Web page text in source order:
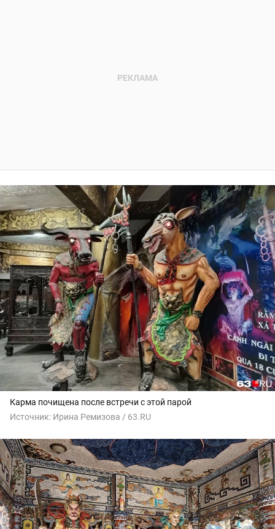
Карма почищена после встречи с этой парой
Источник: Ирина Ремизова / 63.RU